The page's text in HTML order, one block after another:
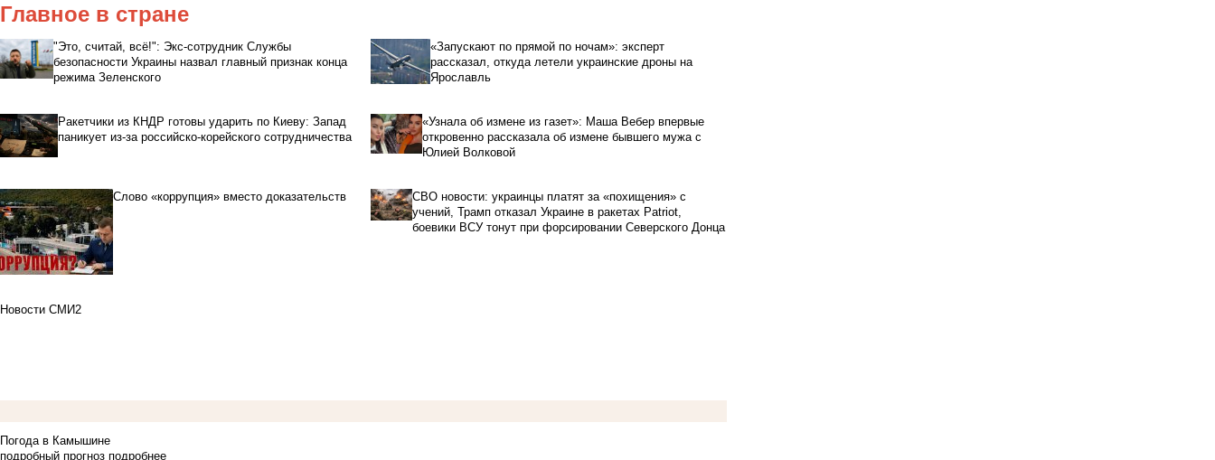
Главное в стране
"Это, считай, всё!": Экс-сотрудник Службы
безопасности Украины назвал главный признак конца
режима Зеленского
«Запускают по прямой по ночам»: эксперт
рассказал, откуда летели украинские дроны на
Ярославль
Ракетчики из КНДР готовы ударить по Киеву: Запад
паникует из-за российско-корейского сотрудничества
«Узнала об измене из газет»: Маша Вебер впервые
откровенно рассказала об измене бывшего мужа с
Юлией Волковой
Слово «коррупция» вместо доказательств
СВО новости: украинцы платят за «похищения» с
учений, Трамп отказал Украине в ракетах Patriot,
боевики ВСУ тонут при форсировании Северского Донца
Новости СМИ2
Погода в Камышине
подробный прогноз подробнее